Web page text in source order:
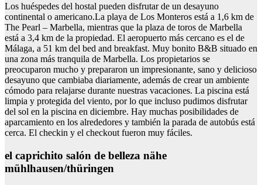
Los huéspedes del hostal pueden disfrutar de un desayuno
continental o americano.La playa de Los Monteros está a 1,6 km de
The Pearl – Marbella, mientras que la plaza de toros de Marbella
está a 3,4 km de la propiedad. El aeropuerto más cercano es el de
Málaga, a 51 km del bed and breakfast. Muy bonito B&B situado en
una zona más tranquila de Marbella. Los propietarios se
preocuparon mucho y prepararon un impresionante, sano y delicioso
desayuno que cambiaba diariamente, además de crear un ambiente
cómodo para relajarse durante nuestras vacaciones. La piscina está
limpia y protegida del viento, por lo que incluso pudimos disfrutar
del sol en la piscina en diciembre. Hay muchas posibilidades de
aparcamiento en los alrededores y también la parada de autobús está
cerca. El checkin y el checkout fueron muy fáciles.
el caprichito salón de belleza nähe
mühlhausen/thüringen